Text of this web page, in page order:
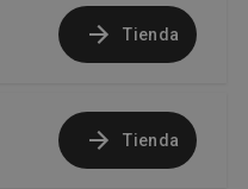
Tienda
Tienda